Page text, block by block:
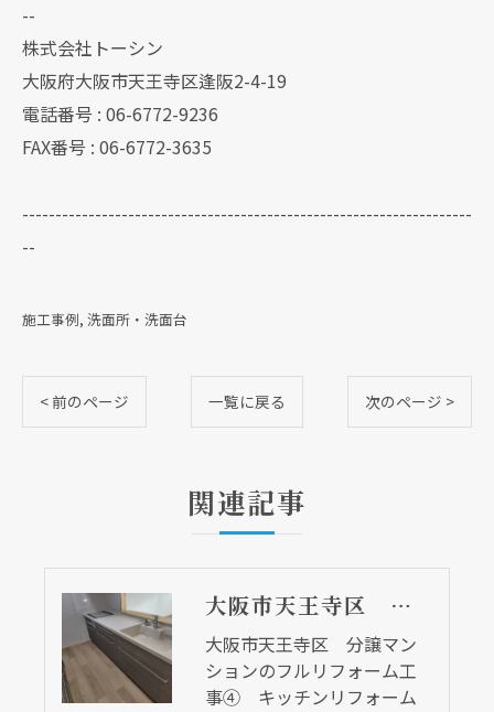
--
株式会社トーシン
大阪府大阪市天王寺区逢阪2-4-19
電話番号 : 06-6772-9236
FAX番号 : 06-6772-3635
--------------------------------------------------------------------
--
施工事例 洗面所・洗面台
< 前のページ 一覧に戻る 次のページ >
関連記事
大阪市天王寺区 分譲マンションのフルリフォーム工事④ キッチンリフォーム
大阪市天王寺区 分譲マン
ションのフルリフォーム工
事④ キッチンリフォーム